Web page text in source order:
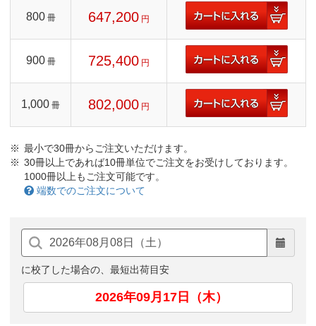
800 冊 647,200 円
900 冊 725,400 円
1,000 冊 802,000 円
最小で30冊からご注文いただけます。
30冊以上であれば10冊単位でご注文をお受けしております。
1000冊以上もご注文可能です。
端数でのご注文について
に校了した場合の、最短出荷目安
2026年09月17日（木）